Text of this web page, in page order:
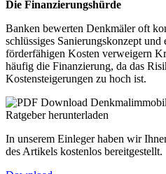
Die Finanzierungshürde
Banken bewerten Denkmäler oft
schlüssiges Sanierungskonzept und
förderfähigen Kosten verweigern
häufig die Finanzierung, da das
Kostensteigerungen zu hoch ist.
Ratgeber herunterladen
In unserem Einleger haben wir
des Artikels kostenlos bereitgestellt.